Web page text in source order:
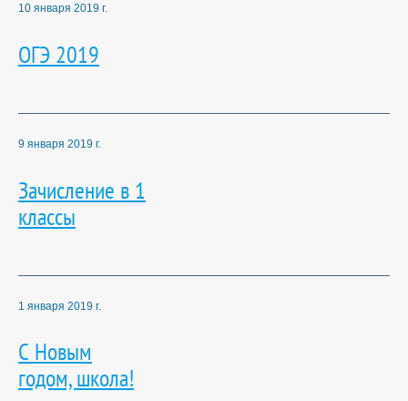
10 января 2019 г.
ОГЭ 2019
9 января 2019 г.
Зачисление в 1
классы
1 января 2019 г.
С Новым
годом, школа!